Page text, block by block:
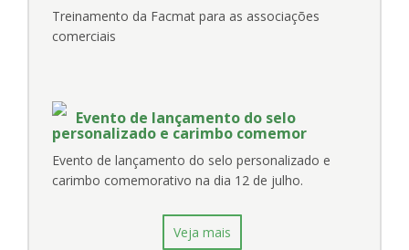
Treinamento da Facmat para as associações
comerciais
Evento de lançamento do selo
personalizado e carimbo comemor
Evento de lançamento do selo personalizado e
carimbo comemorativo na dia 12 de julho.
Veja mais